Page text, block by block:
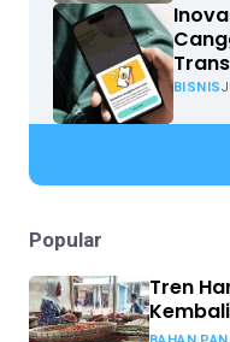
BISNIS
Popular
Tren